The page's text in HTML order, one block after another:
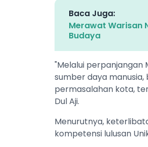
Baca Juga:
Merawat Warisan
Budaya
"Melalui perpanjangan
sumber daya
permasalahan kota,
Dul Aji.
Menurutnya,
kompetensi lulusan